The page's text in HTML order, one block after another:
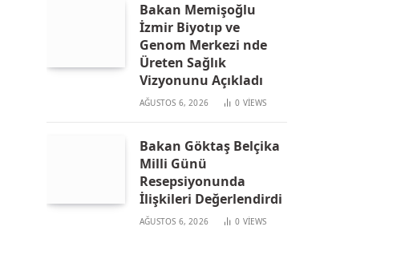
Bakan Memişoğlu
İzmir Biyotıp ve
Genom Merkezi nde
Üreten Sağlık
Vizyonunu Açıkladı
AĞUSTOS 6, 2026 0 VIEWS
Bakan Göktaş Belçika
Milli Günü
Resepsiyonunda
İlişkileri Değerlendirdi
AĞUSTOS 6, 2026 0 VIEWS